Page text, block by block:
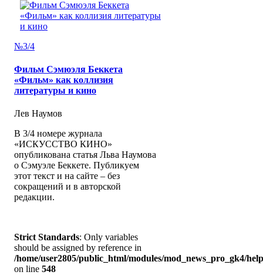
№3/4
Фильм Сэмюэля Беккета
«Фильм» как коллизия
литературы и кино
Лев Наумов
В 3/4 номере журнала
«ИСКУССТВО КИНО»
опубликована статья Льва Наумова
о Сэмуэле Беккете. Публикуем
этот текст и на сайте – без
сокращений и в авторской
редакции.
Strict Standards: Only variables
should be assigned by reference in
/home/user2805/public_html/modules/mod_news_pro_gk4/
on line 548